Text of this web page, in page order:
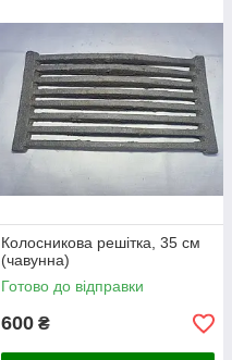
Колосникова решітка, 35 см
(чавунна)
Готово до відправки
600 ₴